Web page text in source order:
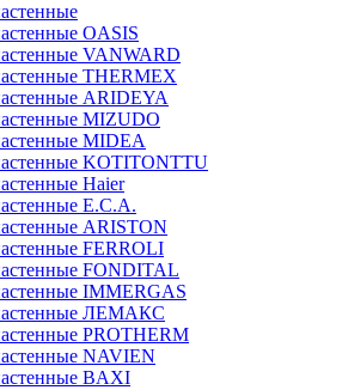
OASIS
VANWARD
THERMEX
ARIDEYA
MIZUDO
MIDEA
KOTITONTTU
Haier
E.C.A.
ARISTON
FERROLI
FONDITAL
IMMERGAS
ЛЕМАКС
PROTHERM
NAVIEN
BAXI